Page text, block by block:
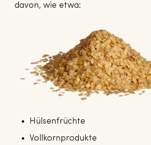
davon, wie etwa:
Hülsenfrüchte
Vollkornprodukte